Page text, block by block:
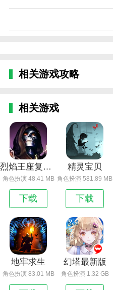
相关游戏攻略
相关游戏
烈焰王座复古版
角色扮演 48.41 MB
下载
精灵宝贝
角色扮演 581.89 MB
下载
地牢求生
角色扮演 83.01 MB
幻塔最新版
角色扮演 1.32 GB